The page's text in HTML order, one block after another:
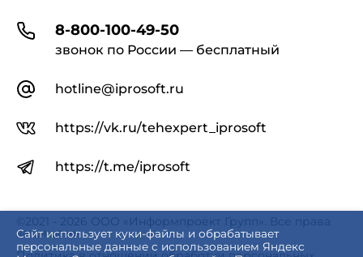
Сайт использует куки-файлы и обрабатывает
персональные данные с использованием Яндекс
8-800-100-49-50
звонок по России — бесплатный
hotline@iprosoft.ru
https://vk.ru/tehexpert_iprosoft
https://t.me/iprosoft
©2021 - 2026 ООО «Информпроект Групп». Все права
защищены.